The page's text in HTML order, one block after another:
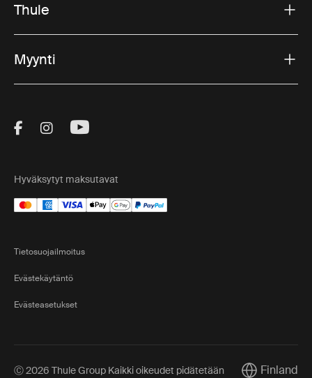
Thule
Myynti
Visit Thule on Facebook (external link)
Visit Thule on Instagram (external link)
Visit Thule on Youtube (external
Hyväksytyt maksutavat
Tietosuojailmoitus
Evästekäytäntö
Evästeasetukset
Ⓒ 2026 Thule Group Kaikki oikeudet pidätetään Finland